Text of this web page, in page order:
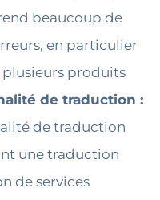
beaucoup de
en particulier
plusieurs produits
de traduction :
de traduction
une traduction
de services